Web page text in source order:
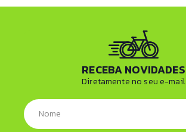
RECEBA NOVIDADES
Diretamente no seu e-mail